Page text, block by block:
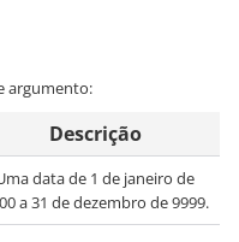
argumento:
Descrição
data de 1 de janeiro de
a 31 de dezembro de 9999.